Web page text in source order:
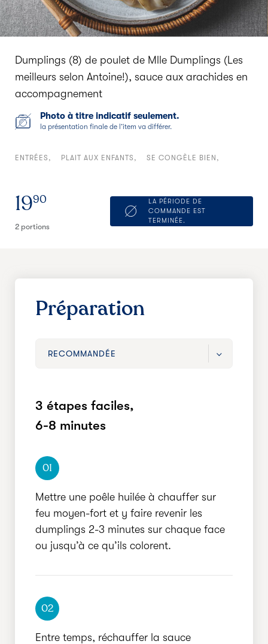
Dumplings (8) de poulet de Mlle Dumplings (Les
meilleurs selon Antoine!), sauce aux arachides en
accompagnement
Photo à titre indicatif seulement.
la présentation finale de l’item va différer.
ENTRÉES PLAIT AUX ENFANTS SE CONGÈLE BIEN
1990
2 portions
LA PÉRIODE DE
COMMANDE EST
TERMINÉE.
Préparation
RECOMMANDÉE
RAPIDE
3 étapes faciles,
6-8 minutes
01
Mettre une poêle huilée à chauffer sur
feu moyen-fort et y faire revenir les
dumplings 2-3 minutes sur chaque face
ou jusqu’à ce qu’ils colorent.
02
Entre temps, réchauffer la sauce